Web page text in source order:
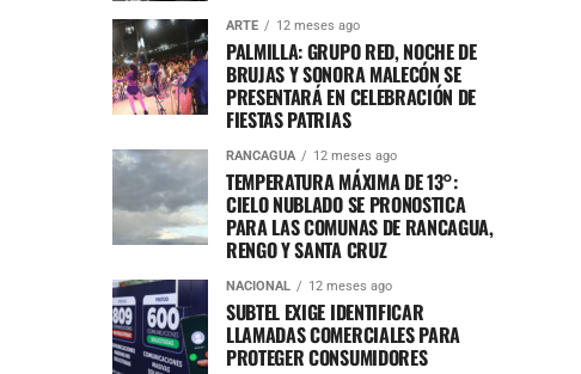
ARTE 12 meses ago
PALMILLA: GRUPO RED, NOCHE DE
BRUJAS Y SONORA MALECÓN SE
PRESENTARÁ EN CELEBRACIÓN DE
FIESTAS PATRIAS
RANCAGUA 12 meses ago
TEMPERATURA MÁXIMA DE 13°:
CIELO NUBLADO SE PRONOSTICA
PARA LAS COMUNAS DE RANCAGUA,
RENGO Y SANTA CRUZ
NACIONAL 12 meses ago
SUBTEL EXIGE IDENTIFICAR
LLAMADAS COMERCIALES PARA
PROTEGER CONSUMIDORES